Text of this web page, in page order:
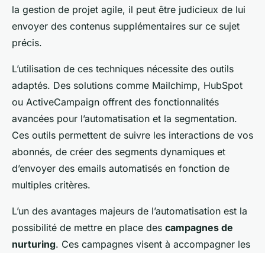
la gestion de projet agile, il peut être judicieux de lui
envoyer des contenus supplémentaires sur ce sujet
précis.
L’utilisation de ces techniques nécessite des outils
adaptés. Des solutions comme Mailchimp, HubSpot
ou ActiveCampaign offrent des fonctionnalités
avancées pour l’automatisation et la segmentation.
Ces outils permettent de suivre les interactions de vos
abonnés, de créer des segments dynamiques et
d’envoyer des emails automatisés en fonction de
multiples critères.
L’un des avantages majeurs de l’automatisation est la
possibilité de mettre en place des campagnes de
nurturing. Ces campagnes visent à accompagner les